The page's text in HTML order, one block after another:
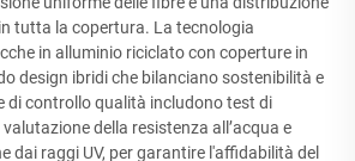
tutta la copertura. La tecnologia
in alluminio riciclato con coperture in
design ibridi che bilanciano sostenibilità e
di controllo qualità includono test di
della resistenza all’acqua e
dai raggi UV, per garantire l'affidabilità del